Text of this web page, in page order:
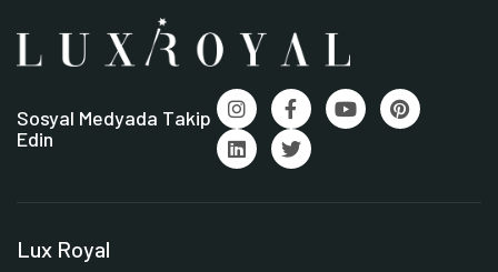
Sosyal Medyada Takip
Edin
Lux Royal